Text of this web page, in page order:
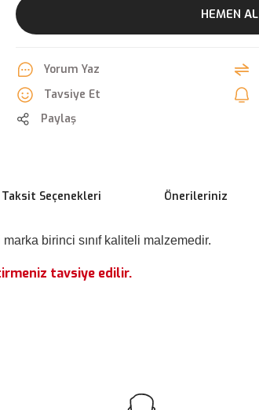
HEMEN AL
Yorum Yaz
Tavsiye Et
Paylaş
Taksit Seçenekleri Önerileriniz
birinci sınıf kaliteli malzemedir.
tavsiye edilir.